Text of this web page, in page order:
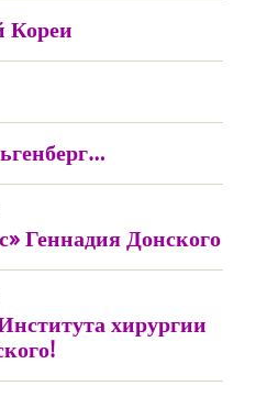
Кореи
Геннадия Донского
хирургии